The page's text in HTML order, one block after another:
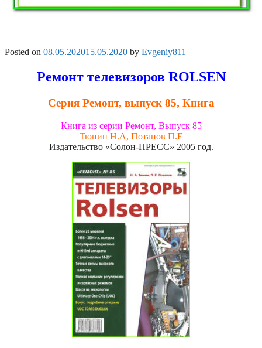
Posted on 08.05.202015.05.2020 by Evgeniy811
Ремонт телевизоров ROLSEN
Серия Ремонт, выпуск 85, Книга
Книга из серии Ремонт, Выпуск 85
Тюнин Н.А, Потапов П.Е
Издательство «Солон-ПРЕСС» 2005 год.